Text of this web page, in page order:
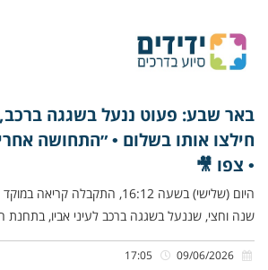
באר שבע: פעוט ננעל בשגגה ברכב,
חילצו אותו בשלום • ״התחושה
• צפו 🎥
היום (שלישי) בשעה 16:12, התקבלה
שנה וחצי, שננעל בשגגה ברכב לעיני אביו, בתחנת